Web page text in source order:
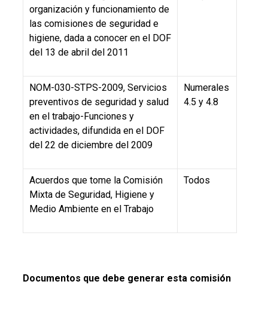
organización y funcionamiento de
las comisiones de seguridad e
higiene, dada a conocer en el DOF
del 13 de abril del 2011
NOM-030-STPS-2009, Servicios
preventivos de seguridad y salud
en el trabajo-Funciones y
actividades, difundida en el DOF
del 22 de diciembre del 2009
Numerales
4.5 y 4.8
Acuerdos que tome la Comisión
Mixta de Seguridad, Higiene y
Medio Ambiente en el Trabajo
Todos
Documentos que debe generar esta comisión